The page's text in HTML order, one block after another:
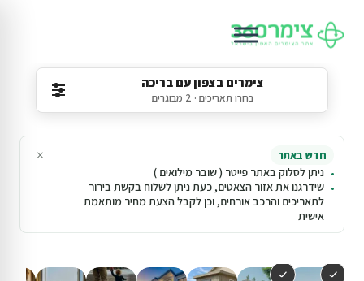
צימרים בצפון עם בריכה
בחרו תאריכים · 2 מבוגרים
חדש באתר
ניתן לסלוק באתר פייטר ( שובר מילואים )
שידרגנו את אזור הצאטים, כעת ניתן לשלוח בקשת בירור
לתאריכים והרכב אורחים, וכן לקבל הצעת מחיר מותאמת
אישית
×